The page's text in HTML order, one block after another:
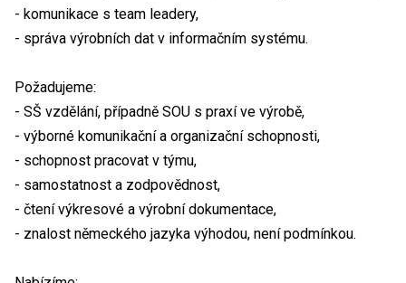
- komunikace s team leadery,
- správa výrobních dat v informačním systému.
Požadujeme:
- SŠ vzdělání, případně SOU s praxí ve výrobě,
- výborné komunikační a organizační schopnosti,
- schopnost pracovat v týmu,
- samostatnost a zodpovědnost,
- čtení výkresové a výrobní dokumentace,
- znalost německého jazyka výhodou, není podmínkou.